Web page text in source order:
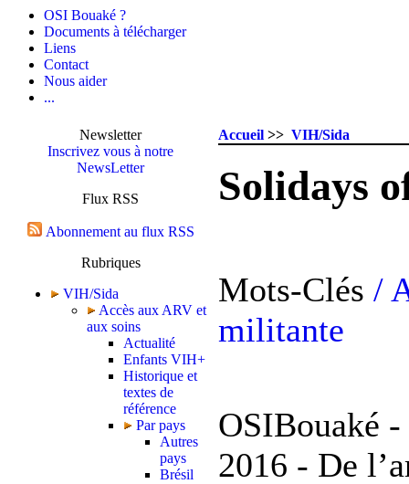
OSI Bouaké ?
Documents à télécharger
Liens
Contact
Nous aider
...
Newsletter
Inscrivez vous à notre
NewsLetter
Flux RSS
Abonnement au flux RSS
Rubriques
VIH/Sida
Accès aux ARV et
aux soins
Actualité
Enfants VIH+
Historique et
textes de
référence
Par pays
Autres
pays
Brésil
Accueil >> VIH/Sida
Solidays
Mots-Clés /
militante
OSIBouaké
2016 - De